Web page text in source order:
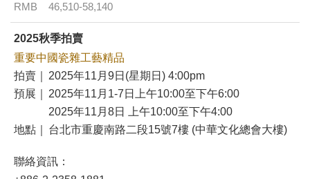
RMB
46,510-58,140
2025秋季拍賣
重要中國瓷雜工藝精品
拍賣｜
2025年11月9日(星期日) 4:00pm
預展｜
2025年11月1-7日上午10:00至下午6:00
2025年11月8日 上午10:00至下午4:00
地點｜
台北市重慶南路二段15號7樓 (中華文化總會大樓)
聯絡資訊：